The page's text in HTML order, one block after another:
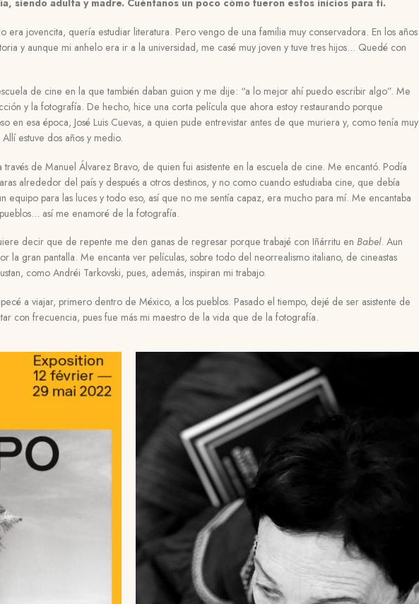
siendo adulta y madre. Cuéntanos un poco cómo fueron estos inicios para ti.
era jovencita, quería estudiar literatura. Pero vengo de una familia muy conservadora. En los años
y aunque mi anhelo era ir a la universidad, me casé muy joven y tuve tres hijos… Quedé con
de cine en la que también daban guion y me dije: “a lo mejor ahí puedo escribir algo”. Me
y la fotografía. De hecho, hice una corta película que ahora estoy restaurando porque
en esa época, José Luis Cuevas, a quien pude entrevistar antes de que muriera y, como tenía muy
estuve dos años y medio.
de Manuel Álvarez Bravo, de quien fui asistente en la escuela de cine. Me encantó. Podía
alrededor del país y después a otros destinos, y no como cuando estudiaba cine, que debía
equipo para las luces y todo eso, así que no me sentía capaz, era mucho para mí. Me encantaba
así me enamoré de la fotografía.
decir que de repente me den ganas de regresar porque trabajé con Iñárritu en Babel. Aun
la gran pantalla. Me encanta ver películas, sobre todo del neorrealismo italiano, de cineastas
como Andréi Tarkovski, pues, además, inspiran mi trabajo.
a viajar, primero dentro de México, a los pueblos. Pasado el tiempo, dejé de ser asistente de
con frecuencia, pues fue más mi maestro de la vida que de la fotografía.